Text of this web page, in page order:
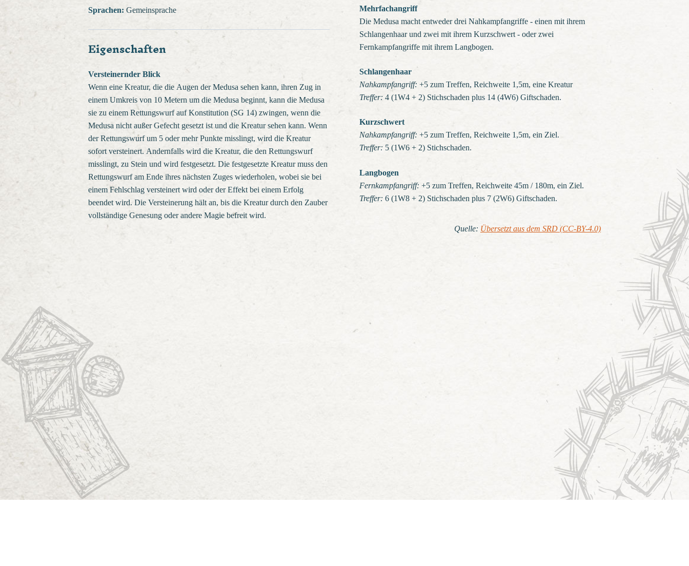
Sprachen: Gemeinsprache
Eigenschaften
Versteinernder Blick
Wenn eine Kreatur, die die Augen der Medusa sehen kann, ihren Zug in
einem Umkreis von 10 Metern um die Medusa beginnt, kann die Medusa
sie zu einem Rettungswurf auf Konstitution (SG 14) zwingen, wenn die
Medusa nicht außer Gefecht gesetzt ist und die Kreatur sehen kann. Wenn
der Rettungswurf um 5 oder mehr Punkte misslingt, wird die Kreatur
sofort versteinert. Andernfalls wird die Kreatur, die den Rettungswurf
misslingt, zu Stein und wird festgesetzt. Die festgesetzte Kreatur muss den
Rettungswurf am Ende ihres nächsten Zuges wiederholen, wobei sie bei
einem Fehlschlag versteinert wird oder der Effekt bei einem Erfolg
beendet wird. Die Versteinerung hält an, bis die Kreatur durch den Zauber
vollständige Genesung oder andere Magie befreit wird.
Mehrfachangriff
Die Medusa macht entweder drei Nahkampfangriffe - einen mit ihrem
Schlangenhaar und zwei mit ihrem Kurzschwert - oder zwei
Fernkampfangriffe mit ihrem Langbogen.
Schlangenhaar
Nahkampfangriff: +5 zum Treffen, Reichweite 1,5m, eine Kreatur
Treffer: 4 (1W4 + 2) Stichschaden plus 14 (4W6) Giftschaden.
Kurzschwert
Nahkampfangriff: +5 zum Treffen, Reichweite 1,5m, ein Ziel.
Treffer: 5 (1W6 + 2) Stichschaden.
Langbogen
Fernkampfangriff: +5 zum Treffen, Reichweite 45m / 180m, ein Ziel.
Treffer: 6 (1W8 + 2) Stichschaden plus 7 (2W6) Giftschaden.
Quelle: Übersetzt aus dem SRD (CC-BY-4.0)